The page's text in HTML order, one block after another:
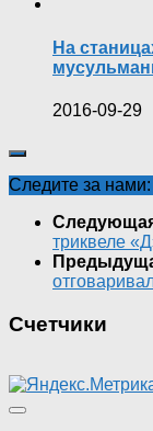
На
2016-09-29
Следите за нами:
триквеле
Счетчики